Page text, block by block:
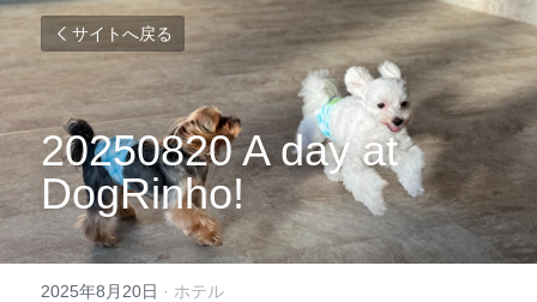
サイトへ戻る
20250820 A day at
DogRinho!
2025年8月20日 · ホテル